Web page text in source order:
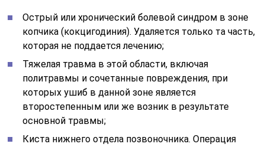
Острый или хронический болевой синдром в зоне
копчика (кокцигодиния). Удаляется только та часть,
которая не поддается лечению;
Тяжелая травма в этой области, включая
политравмы и сочетанные повреждения, при
которых ушиб в данной зоне является
второстепенным или же возник в результате
основной травмы;
Киста нижнего отдела позвоночника. Операция